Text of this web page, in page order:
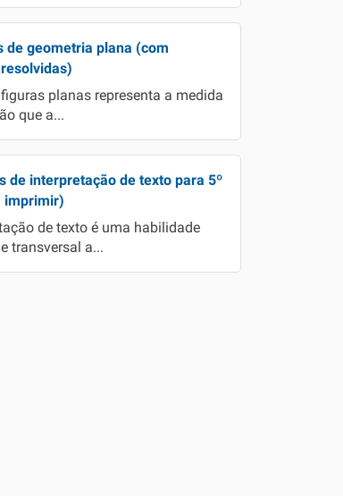
de geometria plana (com
planas representa a medida
que a...
de interpretação de texto para 5º
imprimir)
de texto é uma habilidade
transversal a...